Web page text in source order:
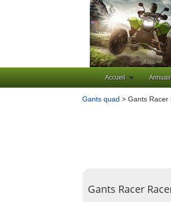
Accueil
Gants quad > Gants Racer
Gants Racer